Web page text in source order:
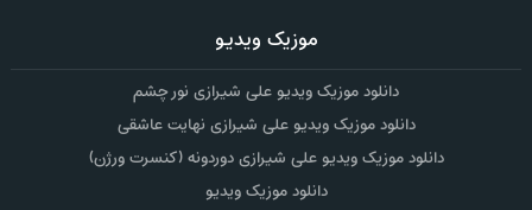
موزیک ویدیو
دانلود موزیک ویدیو علی شیرازی نور چشم
دانلود موزیک ویدیو علی شیرازی نهایت عاشقی
دانلود موزیک ویدیو علی شیرازی دوردونه (کنسرت ورژن)
دانلود موزیک ویدیو